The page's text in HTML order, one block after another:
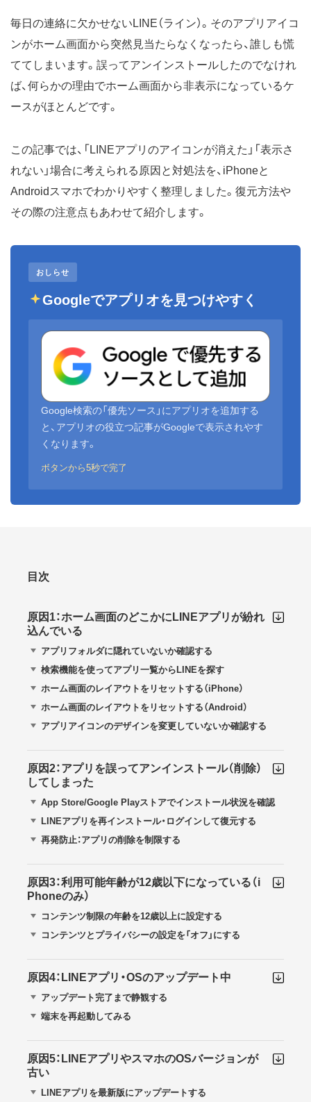
毎日の連絡に欠かせないLINE（ライン）。そのアプリアイコ
ンがホーム画面から突然見当たらなくなったら、誰しも慌
ててしまいます。誤ってアンインストールしたのでなけれ
ば、何らかの理由でホーム画面から非表示になっているケ
ースがほとんどです。
この記事では、「LINEアプリのアイコンが消えた」「表示さ
れない」場合に考えられる原因と対処法を、iPhoneと
Androidスマホでわかりやすく整理しました。復元方法や
その際の注意点もあわせて紹介します。
おしらせ
Googleでアプリオを見つけやすく
Google検索の「優先ソース」にアプリオを追加する
と、アプリオの役立つ記事がGoogleで表示されやす
くなります。
ボタンから5秒で完了
目次
原因1：ホーム画面のどこかにLINEアプリが紛れ
込んでいる
アプリフォルダに隠れていないか確認する
検索機能を使ってアプリ一覧からLINEを探す
ホーム画面のレイアウトをリセットする（iPhone）
ホーム画面のレイアウトをリセットする（Android）
アプリアイコンのデザインを変更していないか確認する
原因2：アプリを誤ってアンインストール（削除）
してしまった
App Store/Google Playストアでインストール状況を確認
LINEアプリを再インストール・ログインして復元する
再発防止：アプリの削除を制限する
原因3：利用可能年齢が12歳以下になっている（i
Phoneのみ）
コンテンツ制限の年齢を12歳以上に設定する
コンテンツとプライバシーの設定を「オフ」にする
原因4：LINEアプリ・OSのアップデート中
アップデート完了まで静観する
端末を再起動してみる
原因5：LINEアプリやスマホのOSバージョンが
古い
LINEアプリを最新版にアップデートする